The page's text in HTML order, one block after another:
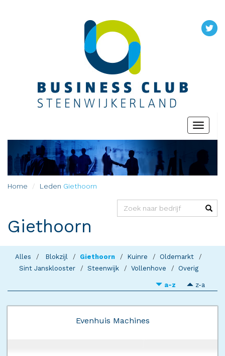
Toggle
Home Leden Giethoorn
Giethoorn
Alles Blokzijl Giethoorn Kuinre
Oldemarkt
Sint Jansklooster
Steenwijk Vollenhove Overig
a-z z-a
Evenhuis Machines